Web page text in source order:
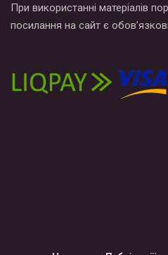
При використанні матеріалів
посилання на сайт є